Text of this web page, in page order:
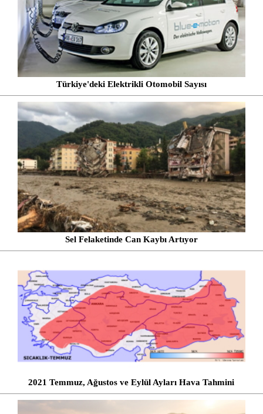
Türkiye'deki Elektrikli Otomobil Sayısı
Sel Felaketinde Can Kaybı Artıyor
2021 Temmuz, Ağustos ve Eylül Ayları Hava Tahmini